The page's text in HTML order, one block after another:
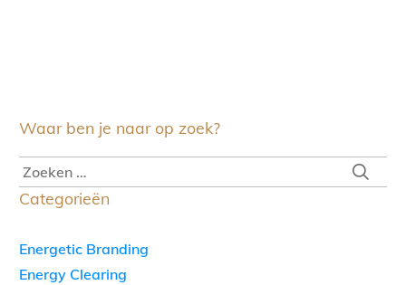
Waar ben je naar op zoek?
Categorieën
Energetic Branding
Energy Clearing